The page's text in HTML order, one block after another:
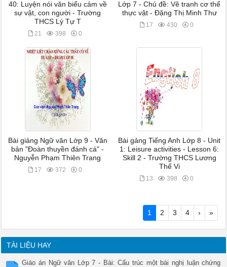
40: Luyện nói văn biểu cảm về
sự vật, con người - Trường
THCS Lý Tự T
21 398 0
Lớp 7 - Chủ đề: Vẽ tranh cơ thể
thực vật - Đặng Thị Minh Thư
17 430 0
Bài giảng Ngữ văn Lớp 9 - Văn
bản "Đoàn thuyền đánh cá" -
Nguyễn Phạm Thiên Trang
17 372 0
Bài gảng Tiếng Anh Lớp 8 - Unit
1: Leisure activities - Lesson 6:
Skill 2 - Trường THCS Lương
Thế Vi
13 398 0
1 2 3 4 › »
TÀI LIỆU HAY
Giáo án Ngữ văn Lớp 7 - Bài: Cấu trúc một bài nghị luận chứng